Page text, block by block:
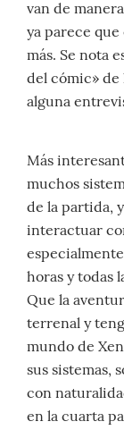
van de
ya parece
más. Se nota
del cómic» de
alguna
Más
muchos
de la partida,
interactuar
horas y todas
Que la
terrenal y
mundo de
sus sistemas,
con
en la cuarta